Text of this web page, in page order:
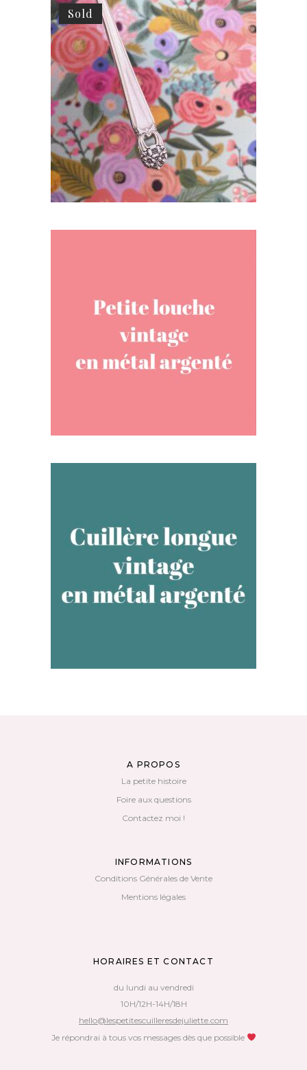
Sold
CUILLÈRE À DESSERT PERSONNALISÉE,
VINTAGE EN MÉTAL ARGENTÉ
37,00€
LIRE LA SUITE
PETITE LOUCHE PERSONNALISÉE, VINTAGE
EN MÉTAL ARGENTÉ
AJOUTER AU PANIER
CUILLÈRE LONGUE PERSONNALISÉE,
VINTAGE EN MÉTAL ARGENTÉ
35,00
AJOUTER AU PANIER
A PROPOS
La petite histoire
Foire aux questions
Contactez moi !
INFORMATIONS
Conditions Générales de Vente
Mentions légales
HORAIRES ET CONTACT
du lundi au vendredi
10H/12H-14H/18H
hello@lespetitescuilleresdejuliette.com
Je répondrai à tous vos messages dès que possible